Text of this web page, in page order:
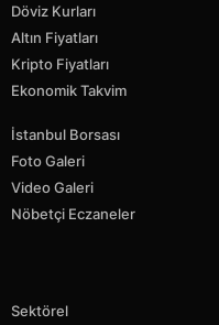
Döviz Kurları
Altın Fiyatları
Kripto Fiyatları
Ekonomik Takvim
İstanbul Borsası
Foto Galeri
Video Galeri
Nöbetçi Eczaneler
Sektörel